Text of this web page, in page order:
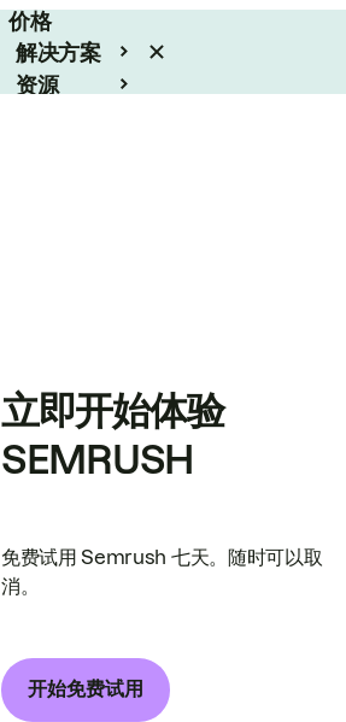
价格
解决方案
资源
立即开始体验
SEMRUSH
免费试用 Semrush 七天。随时可以取
消。
开始免费试用